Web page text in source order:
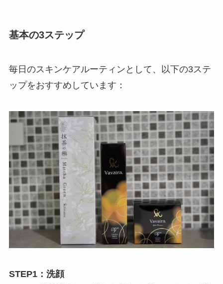
基本の3ステップ
毎日のスキンケアルーティンとして、以下の3ステ
ップをおすすめしています：
STEP1：洗顔